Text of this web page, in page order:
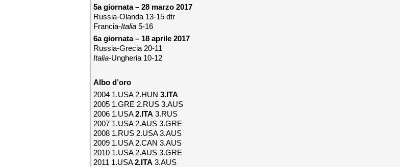
5a giornata – 28 marzo 2017
Russia-Olanda 13-15 dtr
Francia-Italia 5-16
6a giornata – 18 aprile 2017
Russia-Grecia 20-11
Italia-Ungheria 10-12
Albo d’oro
2004 1.USA 2.HUN 3.ITA
2005 1.GRE 2.RUS 3.AUS
2006 1.USA2.ITA 3.RUS
2007 1.USA 2.AUS 3.GRE
2008 1.RUS 2.USA 3.AUS
2009 1.USA 2.CAN 3.AUS
2010 1.USA 2.AUS 3.GRE
2011 1.USA2.ITA 3.AUS